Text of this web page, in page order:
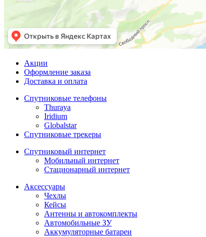
Акции
Оформление заказа
Доставка и оплата
Спутниковые телефоны
Thuraya
Iridium
Globalstar
Спутниковые трекеры
Спутниковый интернет
Мобильный интернет
Стационарный интернет
Аксессуары
Чехлы
Кейсы
Антенны и автокомплекты
Автомобильные ЗУ
Аккумуляторные батареи